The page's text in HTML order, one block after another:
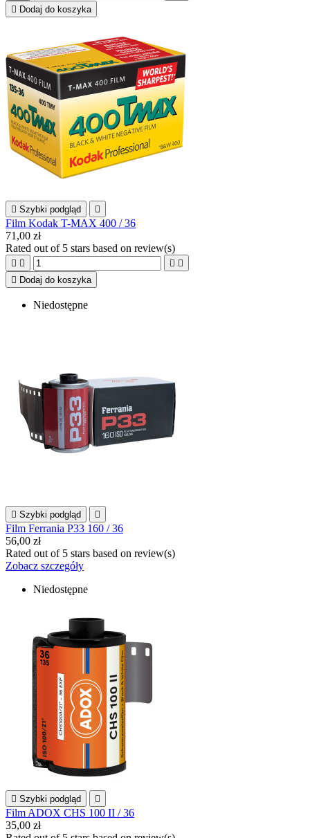
 Dodaj do koszyka
 Szybki podgląd 
Film Kodak T-MAX 400 / 36
71,00 zł
Rated out of 5 stars based on review(s)
   
 Dodaj do koszyka
Niedostępne
 Szybki podgląd 
Film Ferrania P33 160 / 36
56,00 zł
Rated out of 5 stars based on review(s)
Zobacz szczegóły
Niedostępne
 Szybki podgląd 
Film ADOX CHS 100 II / 36
35,00 zł